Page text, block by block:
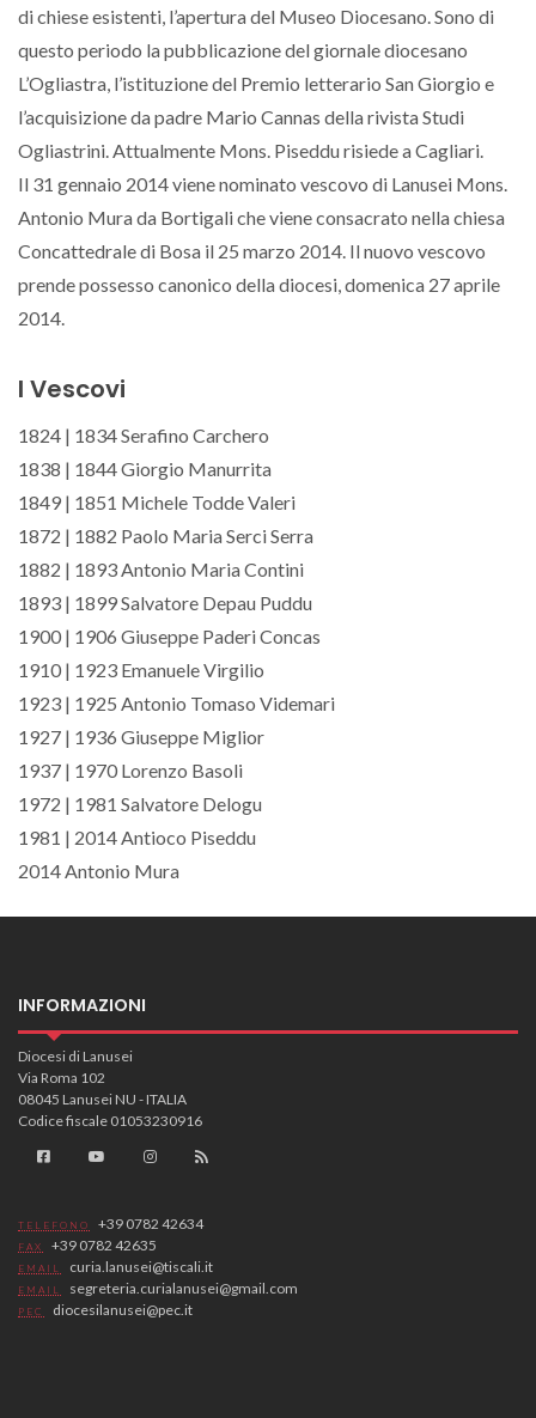
di chiese esistenti, l’apertura del Museo Diocesano. Sono di
questo periodo la pubblicazione del giornale diocesano
L’Ogliastra, l’istituzione del Premio letterario San Giorgio e
l’acquisizione da padre Mario Cannas della rivista Studi
Ogliastrini. Attualmente Mons. Piseddu risiede a Cagliari.
Il 31 gennaio 2014 viene nominato vescovo di Lanusei Mons.
Antonio Mura da Bortigali che viene consacrato nella chiesa
Concattedrale di Bosa il 25 marzo 2014. Il nuovo vescovo
prende possesso canonico della diocesi, domenica 27 aprile
2014.
I Vescovi
1824 | 1834 Serafino Carchero
1838 | 1844 Giorgio Manurrita
1849 | 1851 Michele Todde Valeri
1872 | 1882 Paolo Maria Serci Serra
1882 | 1893 Antonio Maria Contini
1893 | 1899 Salvatore Depau Puddu
1900 | 1906 Giuseppe Paderi Concas
1910 | 1923 Emanuele Virgilio
1923 | 1925 Antonio Tomaso Videmari
1927 | 1936 Giuseppe Miglior
1937 | 1970 Lorenzo Basoli
1972 | 1981 Salvatore Delogu
1981 | 2014 Antioco Piseddu
2014 Antonio Mura
INFORMAZIONI
Diocesi di Lanusei
Via Roma 102
08045 Lanusei NU - ITALIA
Codice fiscale 01053230916
TELEFONO +39 0782 42634
FAX +39 0782 42635
EMAIL curia.lanusei@tiscali.it
EMAIL segreteria.curialanusei@gmail.com
PEC diocesilanusei@pec.it